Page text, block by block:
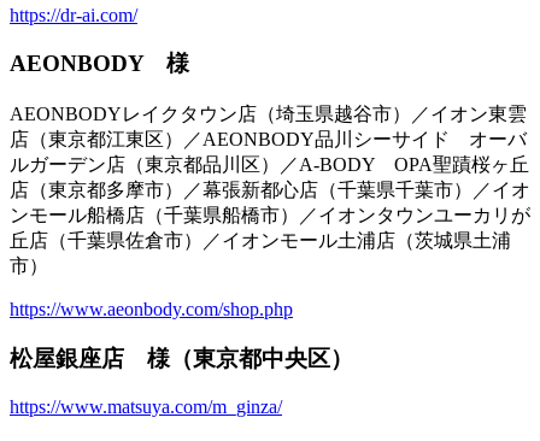
https://dr-ai.com/
AEONBODY 様
AEONBODYレイクタウン店（埼玉県越谷市）／イオン東雲
店（東京都江東区）／AEONBODY品川シーサイド オーバ
ルガーデン店（東京都品川区）／A-BODY OPA聖蹟桜ヶ丘
店（東京都多摩市）／幕張新都心店（千葉県千葉市）／イオ
ンモール船橋店（千葉県船橋市）／イオンタウンユーカリが
丘店（千葉県佐倉市）／イオンモール土浦店（茨城県土浦
市）
https://www.aeonbody.com/shop.php
松屋銀座店 様（東京都中央区）
https://www.matsuya.com/m_ginza/